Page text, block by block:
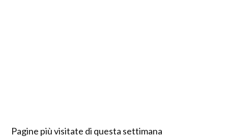
Pagine più visitate di questa settimana